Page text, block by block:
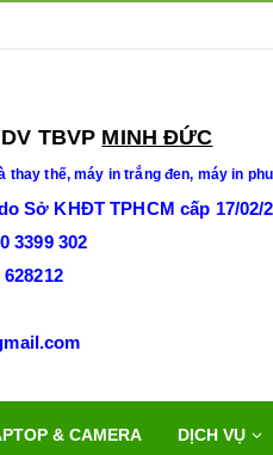
MINH ĐỨC
thay thế,máy in trắng đen, máy in
Sở KHĐT TPHCM cấp 17/02/
3399 302
628212
& CAMERA DỊCH VỤ